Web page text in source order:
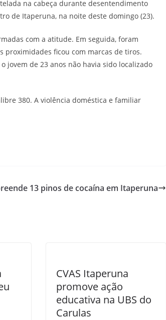
na cabeça durante desentendimento
de Itaperuna, na noite deste domingo (23).
com a atitude. Em seguida, foram
proximidades ficou com marcas de tiros.
jovem de 23 anos não havia sido localizado
380. A violência doméstica e familiar
13 pinos de cocaína em Itaperuna
CVAS Itaperuna
promove ação
educativa na UBS do
Carulas